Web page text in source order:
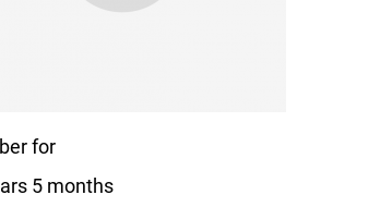
for
5 months